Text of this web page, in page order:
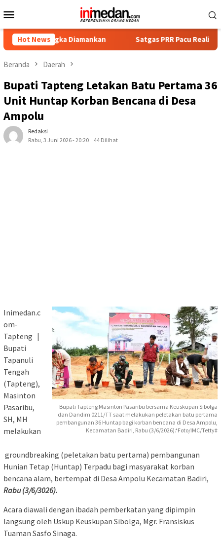
ke
Mobile
Hot News
Diamankan Satgas PRR Pacu Realisasi Tambahan
Beranda Daerah
Bupati Tapteng Letakan Batu Pertama 36
Unit Huntap Korban Bencana di Desa
Ampolu
Redaksi
Rabu, 3 Juni 2026 - 20:20
44 Dilihat
Bupati Tapteng Masinton Pasaribu bersama Keuskupan Sibolga
dan Dandim 0211/TT saat melakukan peletakan batu pertama
pembangunan 36 Huntap bagi korban bencana di Desa Ampolu,
Kecamatan Badiri, Rabu (3/6/2026).*Foto/IMC/Tetty#
Inimedan.c
om-
Tapteng |
Bupati
Tapanuli
Tengah
(Tapteng),
Masinton
Pasaribu,
SH, MH
melakukan
groundbreaking (peletakan batu pertama) pembangunan
Hunian Tetap (Huntap) Terpadu bagi masyarakat korban
bencana alam, bertempat di Desa Ampolu Kecamatan Badiri,
Rabu (3/6/3026).
Acara diawali dengan ibadah pemberkatan yang dipimpin
langsung oleh Uskup Keuskupan Sibolga, Mgr. Fransiskus
Tuaman Sasfo Sinaga.